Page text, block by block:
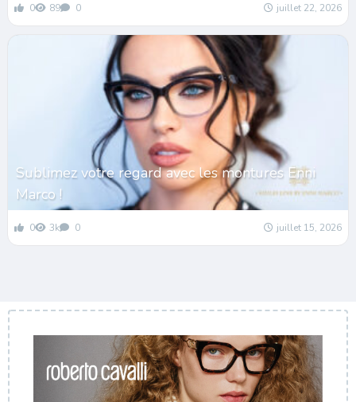
0 89 0 juillet 22, 2026
Sublimez votre regard avec les montures Enni
Marco !
0 3k 0 juillet 15, 2026